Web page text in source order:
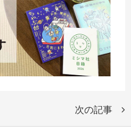
次の記事